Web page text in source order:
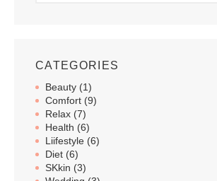
CATEGORIES
Beauty (1)
Comfort (9)
Relax (7)
Health (6)
Liifestyle (6)
Diet (6)
SKkin (3)